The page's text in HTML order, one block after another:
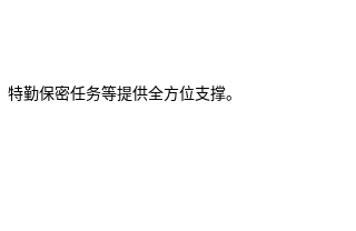
勤保密任务等提供全方位支撑。